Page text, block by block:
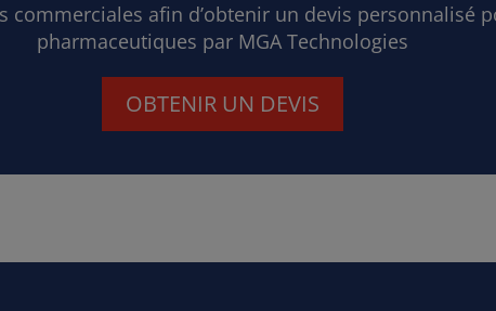
commerciales afin d’obtenir un devis personnalisé
pharmaceutiques par MGA Technologies
OBTENIR UN DEVIS